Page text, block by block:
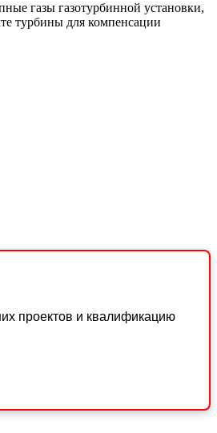
газы газотурбинной установки,
турбины для компенсации
проектов и квалификацию